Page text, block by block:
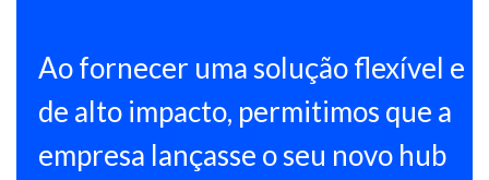
Ao fornecer uma solução flexível e
de alto impacto, permitimos que a
empresa lançasse o seu novo hub